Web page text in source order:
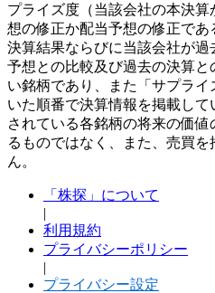
プライズ度（当該会社の本決
想の修正か配当予想の修正で
決算結果ならびに当該会社が
予想との比較及び過去の決算
い銘柄であり、また「サプラ
いた順番で決算情報を掲載し
されている各銘柄の将来の価
るものではなく、また、売買
ん。
「株探」について
|
利用規約
プライバシーポリシー
|
プライバシー設定